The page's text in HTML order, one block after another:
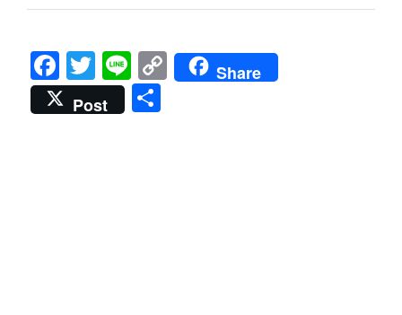
Facebook
Twitter
LineCopy
Link
Share
Post